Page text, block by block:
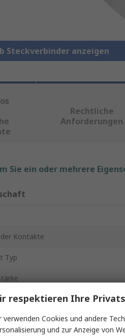
Steckverbinder anzeigen
Rechtliche
Anforderungen
Sie ein oder mehrere
Kontakte
Typ
respektieren Ihre
verwenden Cookies und andere
und zur Anzeige von